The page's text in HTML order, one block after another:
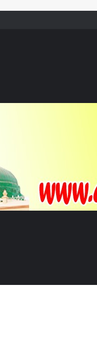
اس کا اعتکاف ٹوٹ جائے گا؟فنائے مسجد کسے کہتے ہیں ،